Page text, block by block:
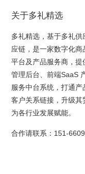
关于多礼精选
多礼精选，基于多礼
应链，是一家数字化商
平台及产品服务商，提
管理后台、前端SaaS
服务中台系统，打通产
客户关系链接，升级其
为各行业发展赋能。
合作请联系：151-